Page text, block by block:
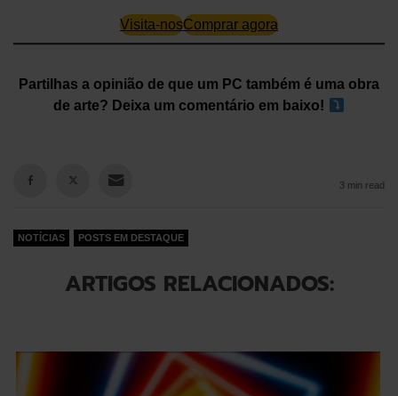
Visita-nosComprar agora
Partilhas a opinião de que um PC também é uma obra
de arte? Deixa um comentário em baixo!
3 min read
NOTÍCIAS POSTS EM DESTAQUE
ARTIGOS RELACIONADOS: